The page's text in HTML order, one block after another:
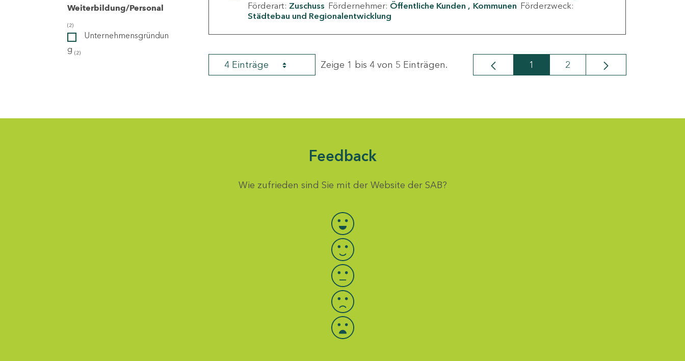
Weiterbildung/Personal
(2)
Unternehmensgründun
g (2)
Förderart: Zuschuss Fördernehmer: Öffentliche Kunden Kommunen Förderzweck:
Städtebau und Regionalentwicklung
4 Einträge Zeige 1 bis 4 von 5 Einträgen. Seite
1 Seite
2
Feedback
Wie zufrieden sind Sie mit der Website der SAB?
Bewertung auswählen